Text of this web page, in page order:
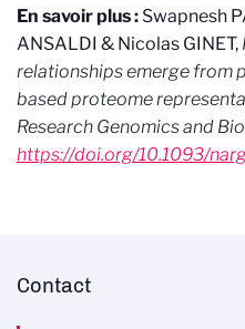
En savoir plus : Swapnesh
ANSALDI & Nicolas GINET,
relationships emerge from
based proteome
Research Genomics and
https://doi.org/10.1093/
Contact